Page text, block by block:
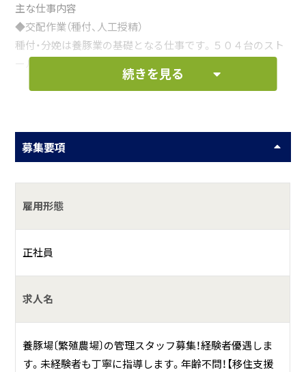
主な仕事内容
◆交配作業（種付、人工授精）
種付・分娩は養豚業の基礎となる仕事です。５０４台のスト
ールを配置し、生産調節を行いながら種付けをします。
お産で平均１０頭前後の子豚を産みます。（分娩舎／１４４
室） また、母豚が子豚を踏むなどの事故が起きないよう見
守ります。
離乳後の約１０ｋｇ～３５ｋｇまでの子豚を約２４００頭
まで離乳舎で飼育できます。 また、衛生管理だけでは防ぐこ
とができない感染症等の予防にはワクチン接種を用います。
続きを見る
募集要項
雇用形態
正社員
求人名
養豚場〔繁殖農場〕の管理スタッフ募集！経験者優遇しま
す。未経験者も丁寧に指導します。年齢不問！【移住支援